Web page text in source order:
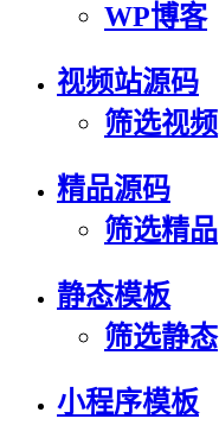
WP博客
视频站源码
筛选视频
精品源码
筛选精品
静态模板
筛选静态
小程序模板